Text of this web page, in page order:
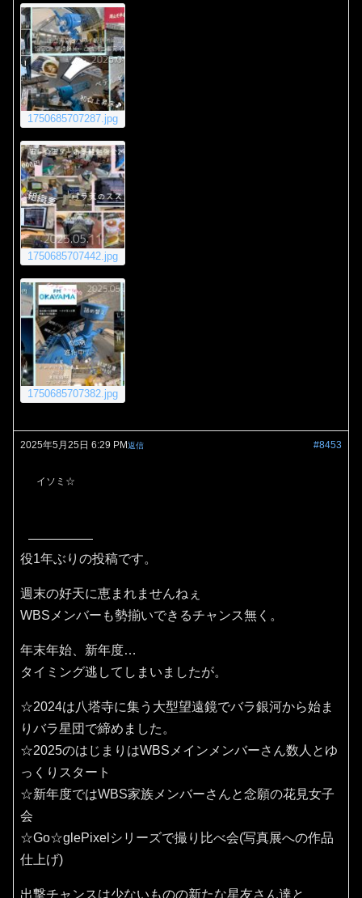
1750685707287.jpg
1750685707442.jpg
1750685707382.jpg
2025年5月25日 6:29 PM #8453
返信
イソミ☆
役1年ぶりの投稿です。
週末の好天に恵まれませんねぇ
WBSメンバーも勢揃いできるチャンス無く。
年末年始、新年度…
タイミング逃してしまいましたが。
☆2024は八塔寺に集う大型望遠鏡でバラ銀河から始ま
りバラ星団で締めました。
☆2025のはじまりはWBSメインメンバーさん数人とゆ
っくりスタート
☆新年度ではWBS家族メンバーさんと念願の花見女子
会
☆Go☆glePixelシリーズで撮り比べ会(写真展への作品
仕上げ)
出撃チャンスは少ないものの新たな星友さん達と